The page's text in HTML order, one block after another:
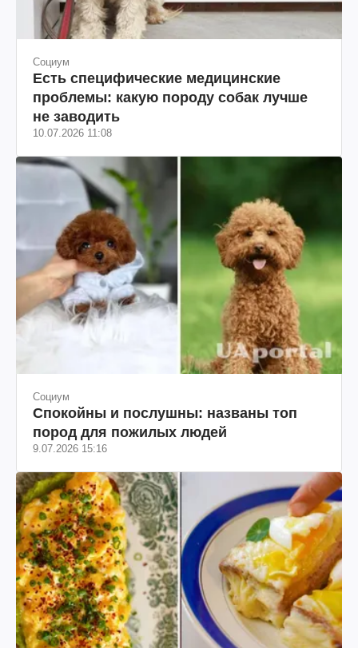
Социум
Есть специфические медицинские
проблемы: какую породу собак лучше
не заводить
10.07.2026 11:08
Социум
Спокойны и послушны: названы топ
пород для пожилых людей
9.07.2026 15:16